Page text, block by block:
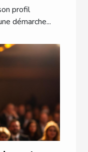
profil
démarche...